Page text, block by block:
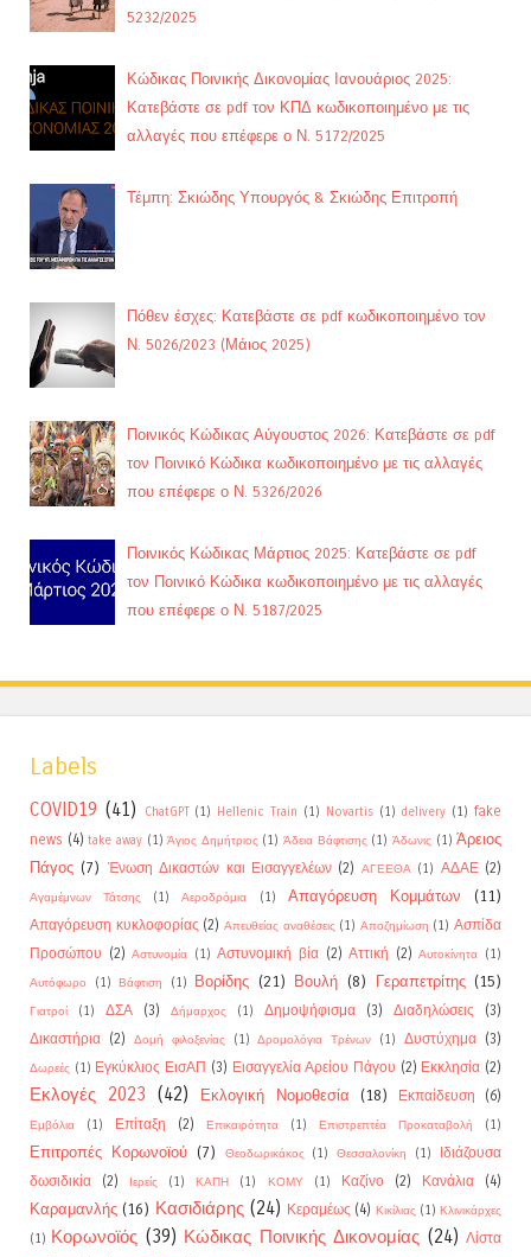
5232/2025
Κώδικας Ποινικής Δικονομίας Ιανουάριος 2025:
Κατεβάστε σε pdf τον ΚΠΔ κωδικοποιημένο με τις
αλλαγές που επέφερε ο Ν. 5172/2025
Τέμπη: Σκιώδης Υπουργός & Σκιώδης Επιτροπή
Πόθεν έσχες: Κατεβάστε σε pdf κωδικοποιημένο τον
Ν. 5026/2023 (Μάιος 2025)
Ποινικός Κώδικας Αύγουστος 2026: Κατεβάστε σε pdf
τον Ποινικό Κώδικα κωδικοποιημένο με τις αλλαγές
που επέφερε ο Ν. 5326/2026
Ποινικός Κώδικας Μάρτιος 2025: Κατεβάστε σε pdf
τον Ποινικό Κώδικα κωδικοποιημένο με τις αλλαγές
που επέφερε ο Ν. 5187/2025
Labels
COVID19 (41) ChatGPT (1) Hellenic Train (1) Novartis (1) delivery (1) fake
news (4) take away (1) Άγιος Δημήτριος (1) Άδεια Βάφτισης (1) Άδωνις (1) Άρειος
Πάγος (7) Ένωση Δικαστών και Εισαγγελέων (2) ΑΓΕΕΘΑ (1) ΑΔΑΕ (2)
Αγαμέμνων Τάτσης (1) Αεροδρόμια (1) Απαγόρευση Κομμάτων (11)
Απαγόρευση κυκλοφορίας (2) Απευθείας αναθέσεις (1) Αποζημίωση (1) Ασπίδα
Προσώπου (2) Αστυνομία (1) Αστυνομική βία (2) Αττική (2) Αυτοκίνητα (1)
Αυτόφωρο
(1) Βάφτιση (1) Βορίδης (21) Βουλή (8) Γεραπετρίτης (15)
Γιατροί (1) ΔΣΑ (3) Δήμαρχος (1) Δημοψήφισμα (3) Διαδηλώσεις
(3)
Δικαστήρια (2) Δομή φιλοξενίας (1) Δρομολόγια Τρένων (1) Δυστύχημα (3)
Δωρεές (1) Εγκύκλιος ΕισΑΠ (3) Εισαγγελία Αρείου Πάγου (2) Εκκλησία (2)
Εκλογές 2023 (42) Εκλογική Νομοθεσία (18) Εκπαίδευση (6)
Εμβόλια (1) Επίταξη (2) Επικαιρότητα (1) Επιστρεπτέα Προκαταβολή (1)
Επιτροπές Κορωνοϊού (7) Θεοδωρικάκος (1) Θεσσαλονίκη (1)
Ιδιάζουσα
δωσιδικία
(2) Ιερείς (1) ΚΑΠΗ (1) ΚΟΜΥ (1) Καζίνο (2) Κανάλια (4)
Καραμανλής (16) Κασιδιάρης (24) Κεραμέως (4) Κικίλιας (1) Κλινικάρχες
(1) Κορωνοϊός (39) Κώδικας Ποινικής Δικονομίας (24) Λίστα